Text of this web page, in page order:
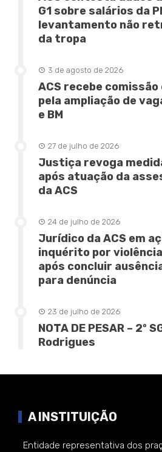
G1 sobre salários da
levantamento não
da tropa
3 de agosto de 2026
ACS recebe
pela ampliação de
e BM
27 de julho de 2026
Justiça revoga
após atuação da
da ACS
24 de julho de 2026
Jurídico da ACS em
inquérito por
após concluir
para denúncia
23 de julho de 2026
NOTA DE PESAR – 2º
Rodrigues
A INSTITUIÇÃO
Entidade representativa dos